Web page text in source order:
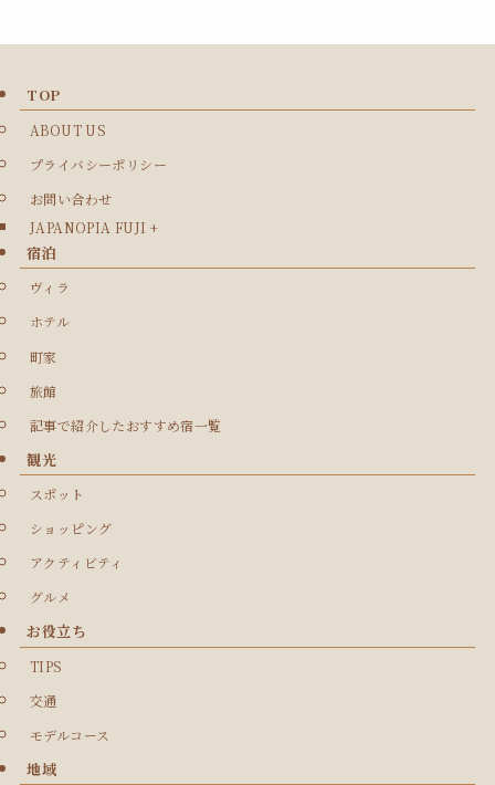
TOP
ABOUT US
プライバシーポリシー
お問い合わせ
JAPANOPIA FUJI +
宿泊
ヴィラ
ホテル
町家
旅館
記事で紹介したおすすめ宿一覧
観光
スポット
ショッピング
アクティビティ
グルメ
お役立ち
TIPS
交通
モデルコース
地域